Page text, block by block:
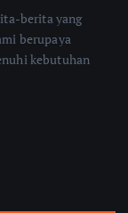
berita yang
berupaya
kebutuhan